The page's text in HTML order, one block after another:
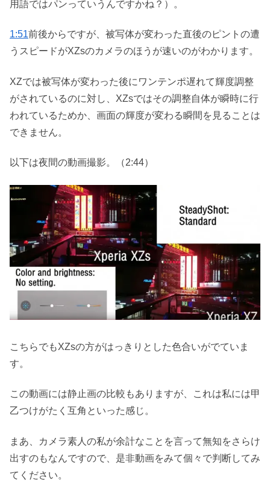
用語ではパンっていうんですかね？）。
1:51前後からですが、被写体が変わった直後のピントの遭
うスピードがXZsのカメラのほうが速いのがわかります。
XZでは被写体が変わった後にワンテンポ遅れて輝度調整
がされているのに対し、XZsではその調整自体が瞬時に行
われているためか、画面の輝度が変わる瞬間を見ることは
できません。
以下は夜間の動画撮影。（2:44）
こちらでもXZsの方がはっきりとした色合いがでていま
す。
この動画には静止画の比較もありますが、これは私には甲
乙つけがたく互角といった感じ。
まあ、カメラ素人の私が余計なことを言って無知をさらけ
出すのもなんですので、是非動画をみて個々で判断してみ
てください。